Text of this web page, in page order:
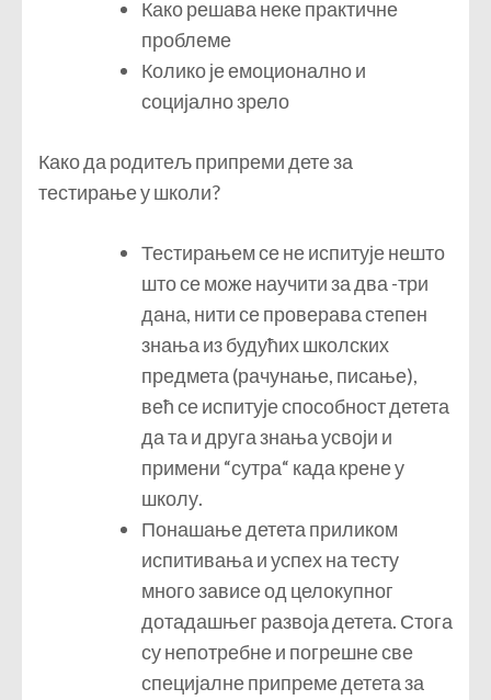
Како решава неке практичне
проблеме
Колико је емоционално и
социјално зрело
Како да родитељ припреми дете за
тестирање у школи?
Тестирањем се не испитује нешто
што се може научити за два -три
дана, нити се проверава степен
знања из будућих школских
предмета (рачунање, писање),
већ се испитује способност детета
да та и друга знања усвоји и
примени “сутра“ када крене у
школу.
Понашање детета приликом
испитивања и успех на тесту
много зависе од целокупног
дотадашњег развоја детета. Стога
су непотребне и погрешне све
специјалне припреме детета за